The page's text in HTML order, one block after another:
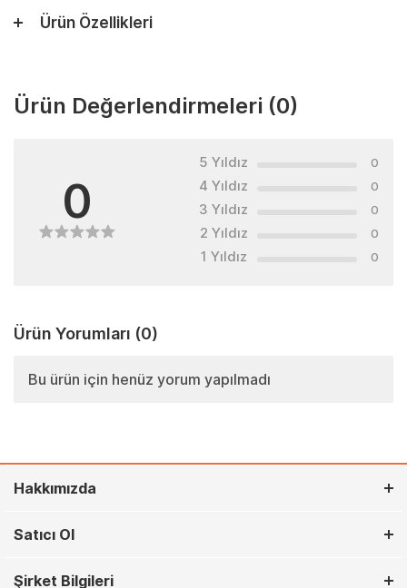
Ürün Özellikleri
Ürün Değerlendirmeleri (0)
0
5 Yıldız 0
4 Yıldız 0
3 Yıldız 0
2 Yıldız 0
1 Yıldız 0
Ürün Yorumları (0)
Bu ürün için henüz yorum yapılmadı
Hakkımızda
Satıcı Ol
Şirket Bilgileri